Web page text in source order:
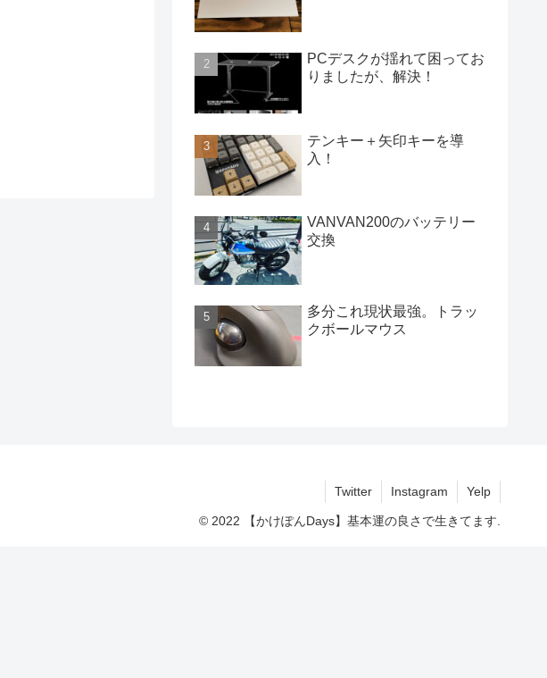
PCデスクが揺れて困ってお
りましたが、解決！
テンキー＋矢印キーを導
入！
VANVAN200のバッテリー
交換
多分これ現状最強。トラッ
クボールマウス
Twitter Instagram Yelp
© 2022 【かけぽんDays】基本運の良さで生きてます.